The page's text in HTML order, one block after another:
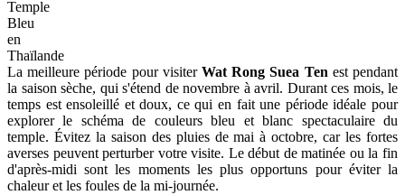
Temple
Bleu
en
Thaïlande
La meilleure période pour visiter Wat Rong Suea Ten est pendant
la saison sèche, qui s'étend de novembre à avril. Durant ces mois, le
temps est ensoleillé et doux, ce qui en fait une période idéale pour
explorer le schéma de couleurs bleu et blanc spectaculaire du
temple. Évitez la saison des pluies de mai à octobre, car les fortes
averses peuvent perturber votre visite. Le début de matinée ou la fin
d'après-midi sont les moments les plus opportuns pour éviter la
chaleur et les foules de la mi-journée.